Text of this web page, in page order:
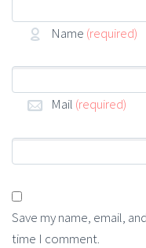
Name (required)
Mail (required)
Save my name, email,
time I comment.